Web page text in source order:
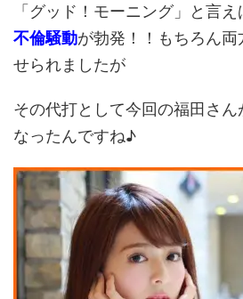
「グッド！モーニング」と言
不倫騒動が勃発！！もちろん両
せられましたが
その代打として今回の福田さ
なったんですね♪